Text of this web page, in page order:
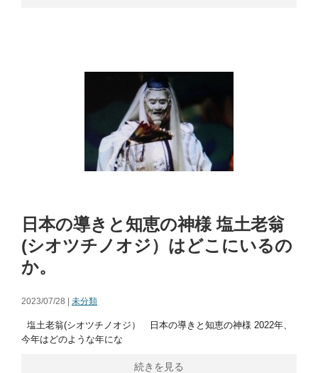
日本の導きと知恵の神様 塩土老翁
(シオツチノオジ）はどこにいるの
か。
2023/07/28 | 未分類
塩土老翁(シオツチノオジ） 日本の導きと知恵の神様 2022年、
今年はどのような年にな
続きを見る